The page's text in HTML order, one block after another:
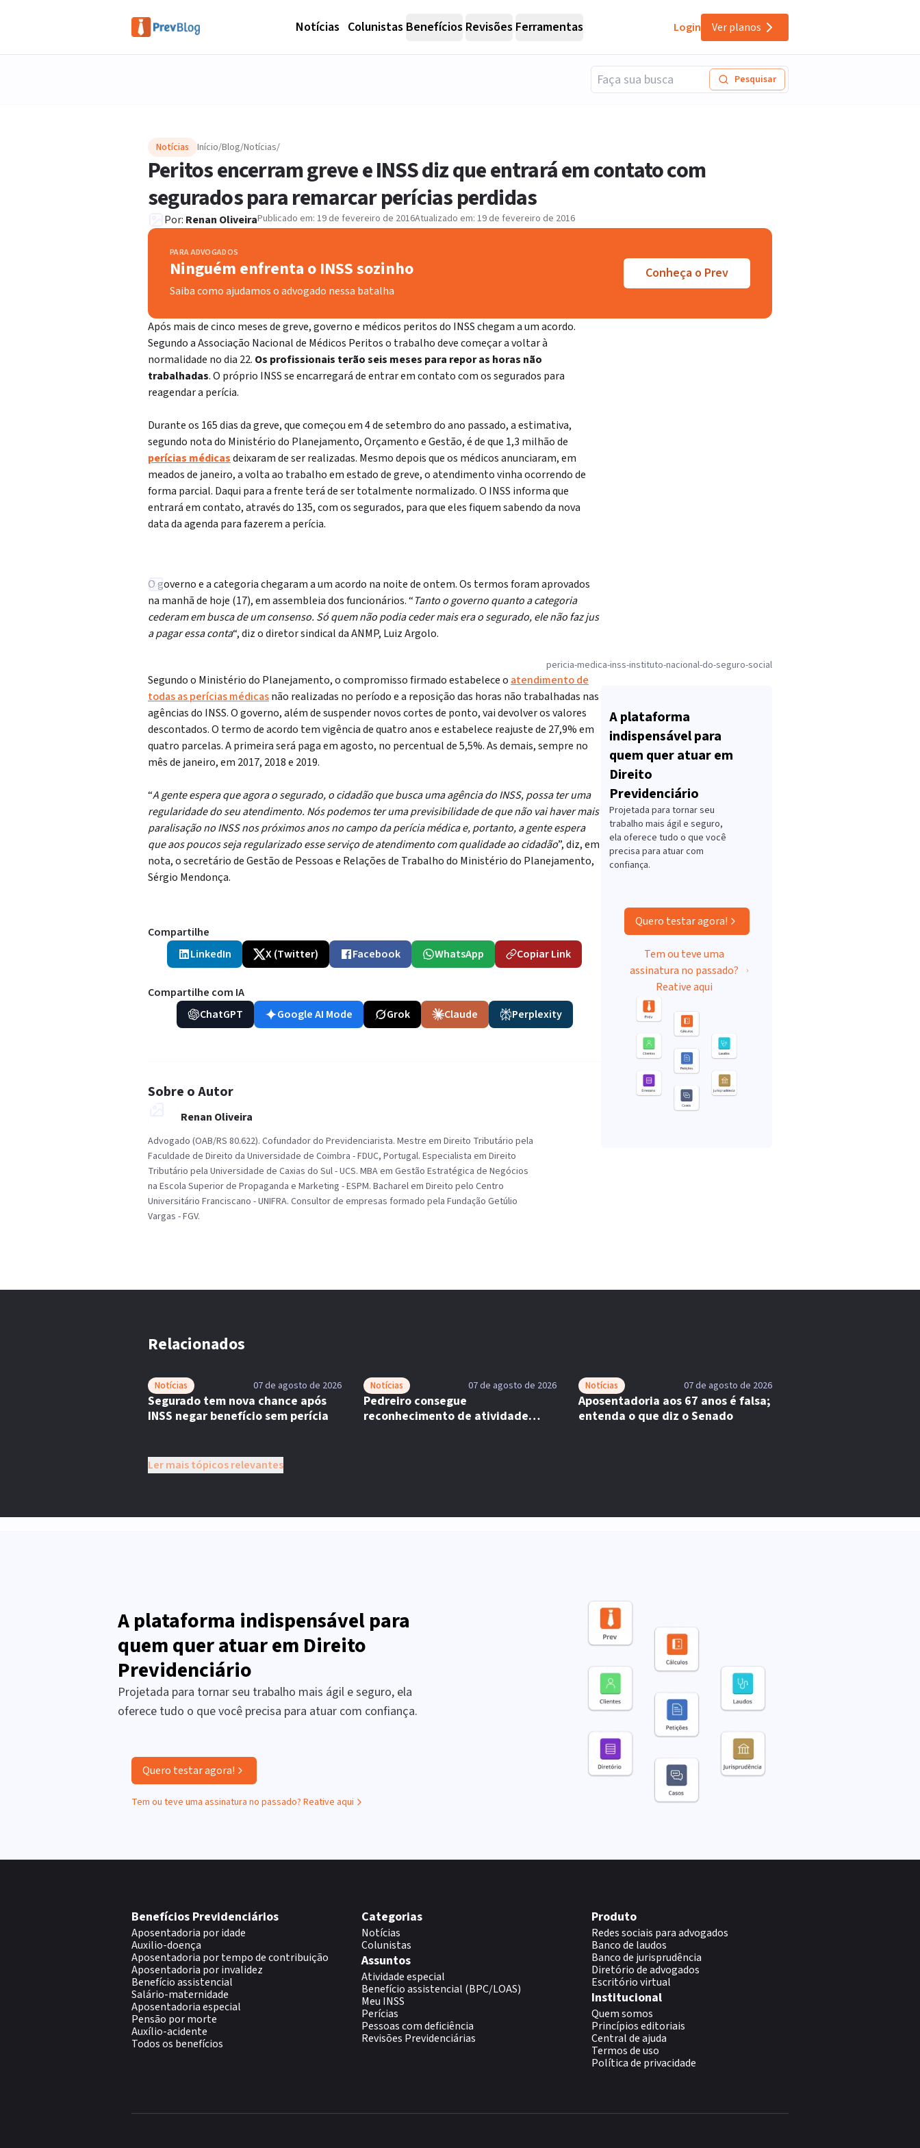
Notícias Colunistas Benefícios Revisões Ferramentas Login Ver planos
Pesquisar
Notícias Início/Blog/Notícias/
Peritos encerram greve e INSS diz que entrará em contato com
segurados para remarcar perícias perdidas
Por: Renan OliveiraPublicado em: 19 de fevereiro de 2016Atualizado em: 19 de fevereiro de 2016
PARA ADVOGADOS
Ninguém enfrenta o INSS sozinho
Saiba como ajudamos o advogado nessa batalha
Conheça o Prev
Após mais de cinco meses de greve, governo e médicos peritos do INSS chegam a um acordo.
Segundo a Associação Nacional de Médicos Peritos o trabalho deve começar a voltar à
normalidade no dia 22. Os profissionais terão seis meses para repor as horas não
trabalhadas. O próprio INSS se encarregará de entrar em contato com os segurados para
reagendar a perícia.
Durante os 165 dias da greve, que começou em 4 de setembro do ano passado, a estimativa,
segundo nota do Ministério do Planejamento, Orçamento e Gestão, é de que 1,3 milhão de
perícias médicasdeixaram de ser realizadas. Mesmo depois que os médicos anunciaram, em
meados de janeiro, a volta ao trabalho em estado de greve, o atendimento vinha ocorrendo de
forma parcial. Daqui para a frente terá de ser totalmente normalizado. O INSS informa que
entrará em contato, através do 135, com os segurados, para que eles fiquem sabendo da nova
data da agenda para fazerem a perícia.
O governo e a categoria chegaram a um acordo na noite de ontem. Os termos foram aprovados
na manhã de hoje (17), em assembleia dos funcionários. “Tanto o governo quanto a categoria
cederam em busca de um consenso. Só quem não podia ceder mais era o segurado, ele não faz jus
a pagar essa conta“, diz o diretor sindical da ANMP, Luiz Argolo.
pericia-medica-inss-instituto-nacional-do-seguro-social
Segundo o Ministério do Planejamento, o compromisso firmado estabelece o atendimento de
todas as perícias médicasnão realizadas no período e a reposição das horas não trabalhadas nas
agências do INSS. O governo, além de suspender novos cortes de ponto, vai devolver os valores
descontados. O termo de acordo tem vigência de quatro anos e estabelece reajuste de 27,9% em
quatro parcelas. A primeira será paga em agosto, no percentual de 5,5%. As demais, sempre no
mês de janeiro, em 2017, 2018 e 2019.
“A gente espera que agora o segurado, o cidadão que busca uma agência do INSS, possa ter uma
regularidade do seu atendimento. Nós podemos ter uma previsibilidade de que não vai haver mais
paralisação no INSS nos próximos anos no campo da perícia médica e, portanto, a gente espera
que aos poucos seja regularizado esse serviço de atendimento com qualidade ao cidadão”, diz, em
nota, o secretário de Gestão de Pessoas e Relações de Trabalho do Ministério do Planejamento,
Sérgio Mendonça.
Compartilhe
LinkedIn
X (Twitter) Facebook WhatsApp Copiar Link
Compartilhe com IA
ChatGPT
Google AI Mode Grok Claude Perplexity
Sobre o Autor
Renan Oliveira
Advogado (OAB/RS 80.622). Cofundador do Previdenciarista. Mestre em Direito Tributário pela
Faculdade de Direito da Universidade de Coimbra - FDUC, Portugal. Especialista em Direito
Tributário pela Universidade de Caxias do Sul - UCS. MBA em Gestão Estratégica de Negócios
na Escola Superior de Propaganda e Marketing - ESPM. Bacharel em Direito pelo Centro
Universitário Franciscano - UNIFRA. Consultor de empresas formado pela Fundação Getúlio
Vargas - FGV.
A plataforma
indispensável para
quem quer atuar em
Direito
Previdenciário
Projetada para tornar seu
trabalho mais ágil e seguro,
ela oferece tudo o que você
precisa para atuar com
confiança.
Quero testar agora!
Tem ou teve uma
assinatura no passado?
Reative aqui
Relacionados
Notícias 07 de agosto de 2026
Segurado tem nova chance após
INSS negar benefício sem perícia
Notícias 07 de agosto de 2026
Pedreiro consegue
reconhecimento de atividade
Notícias 07 de agosto de 2026
Aposentadoria aos 67 anos é falsa;
entenda o que diz o Senado
Ler mais tópicos relevantes
A plataforma indispensável para
quem quer atuar em Direito
Previdenciário
Projetada para tornar seu trabalho mais ágil e seguro, ela
oferece tudo o que você precisa para atuar com confiança.
Quero testar agora!
Tem ou teve uma assinatura no passado? Reative aqui
Benefícios Previdenciários
Aposentadoria por idade
Auxilio-doença
Aposentadoria por tempo de contribuição
Aposentadoria por invalidez
Benefício assistencial
Salário-maternidade
Aposentadoria especial
Pensão por morte
Auxílio-acidente
Todos os benefícios
Categorias
Notícias
Colunistas
Assuntos
Atividade especial
Benefício assistencial (BPC/LOAS)
Meu INSS
Perícias
Pessoas com deficiência
Revisões Previdenciárias
Produto
Redes sociais para advogados
Banco de laudos
Banco de jurisprudência
Diretório de advogados
Escritório virtual
Institucional
Quem somos
Princípios editoriais
Central de ajuda
Termos de uso
Política de privacidade